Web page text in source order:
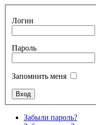
Логин
Пароль
Запомнить меня
Забыли пароль?